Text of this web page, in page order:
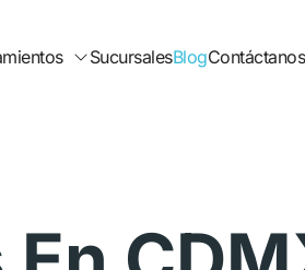
SucursalesBlogContáctanos